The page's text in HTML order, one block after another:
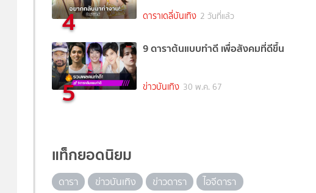
4 ดาราเดลี่บันเทิง 2 วันที่แล้ว
5
9 ดาราต้นแบบทำดี เพื่อสังคมที่ดีขึ้น
ข่าวบันเทิง 30 พ.ค. 67
แท็กยอดนิยม
ดารา ข่าวบันเทิง ข่าวดารา
ไอจีดารา